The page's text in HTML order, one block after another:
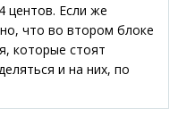
центов. Если же
что во втором блоке
которые стоят
и на них, по